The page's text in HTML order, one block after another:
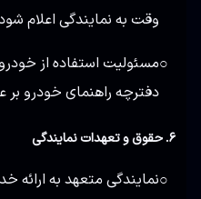
وقت به نمایندگی اعلام
○مسئولیت استفاده از
دفترچه راهنمای خودرو
۶. حقوق و تعهدات نمایندگی
○نمایندگی متعهد به ارائه